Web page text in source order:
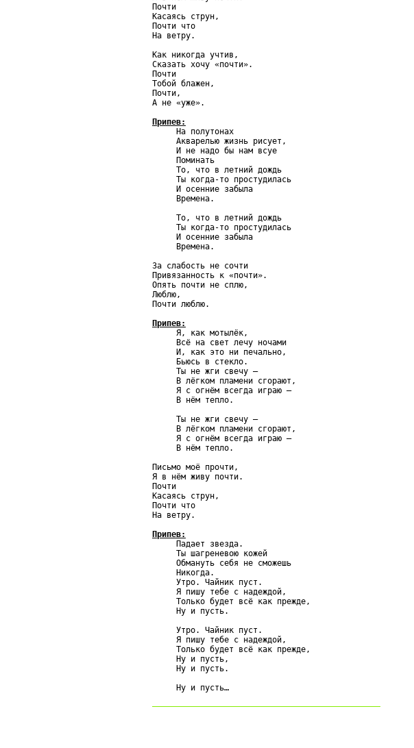
Почти
Касаясь струн,
Почти что
На ветру.
Как никогда учтив,
Сказать хочу «почти».
Почти
Тобой блажен,
Почти,
А не «уже».
Припев:
На полутонах
     Акварелью жизнь рисует,
     И не надо бы нам всуе
     Поминать
     То, что в летний дождь
     Ты когда-то простудилась
     И осенние забыла
     Времена.
     То, что в летний дождь
     Ты когда-то простудилась
     И осенние забыла
     Времена.
За слабость не сочти
Привязанность к «почти».
Опять почти не сплю,
Люблю,
Почти люблю.
Припев:
Я, как мотылёк,
     Всё на свет лечу ночами
     И, как это ни печально,
     Бьюсь в стекло.
     Ты не жги свечу —
     В лёгком пламени сгорают,
     Я с огнём всегда играю —
     В нём тепло.
     Ты не жги свечу —
     В лёгком пламени сгорают,
     Я с огнём всегда играю —
     В нём тепло.
Письмо моё прочти,
Я в нём живу почти.
Почти
Касаясь струн,
Почти что
На ветру.
Припев:
Падает звезда.
     Ты шагреневою кожей
     Обмануть себя не сможешь
     Никогда.
     Утро. Чайник пуст.
     Я пишу тебе с надеждой,
     Только будет всё как прежде,
     Ну и пусть.
     Утро. Чайник пуст.
     Я пишу тебе с надеждой,
     Только будет всё как прежде,
     Ну и пусть,
     Ну и пусть.